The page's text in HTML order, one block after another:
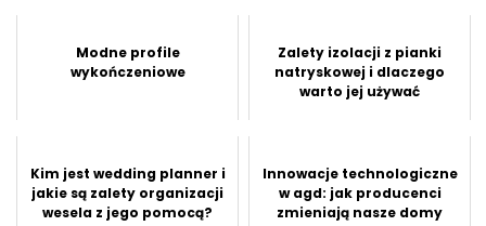
Modne profile
wykończeniowe
Zalety izolacji z pianki
natryskowej i dlaczego
warto jej używać
Kim jest wedding planner i
jakie są zalety organizacji
wesela z jego pomocą?
Innowacje technologiczne
w agd: jak producenci
zmieniają nasze domy